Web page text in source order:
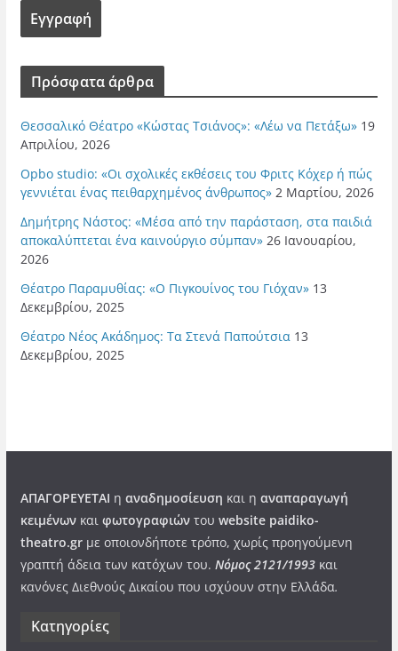
Πρόσφατα άρθρα
Θεσσαλικό Θέατρο «Κώστας Τσιάνος»: «Λέω να Πετάξω» 19
Απριλίου, 2026
Opbo studio: «Οι σχολικές εκθέσεις του Φριτς Κόχερ ή πώς
γεννιέται ένας πειθαρχημένος άνθρωπος» 2 Μαρτίου, 2026
Δημήτρης Νάστος: «Μέσα από την παράσταση, στα παιδιά
αποκαλύπτεται ένα καινούργιο σύμπαν» 26 Ιανουαρίου,
2026
Θέατρο Παραμυθίας: «Ο Πιγκουίνος του Γιόχαν» 13
Δεκεμβρίου, 2025
Θέατρο Νέος Ακάδημος: Τα Στενά Παπούτσια 13
Δεκεμβρίου, 2025
ΑΠΑΓΟΡΕΥΕΤΑΙ η αναδημοσίευση και η αναπαραγωγή
κειμένωνκαι φωτογραφιώντου website paidiko-
theatro.grμε οποιονδήποτε τρόπο, χωρίς προηγούμενη
γραπτή άδεια των κατόχων του. Νόμος 2121/1993και
κανόνες Διεθνούς Δικαίου που ισχύουν στην Ελλάδα.
Kατηγορίες